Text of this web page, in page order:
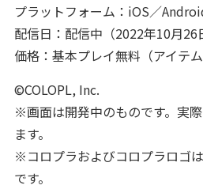
プラットフォーム：iOS／
配信日：配信中（2022年10月26
価格：基本プレイ無料（アイテム
©COLOPL, Inc.
※画面は開発中のものです。実
ます。
※コロプラおよびコロプラロゴ
です。